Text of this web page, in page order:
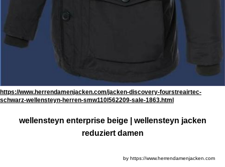
https://www.herrendamenjacken.com/jacken-discovery-fourstreairtec-
schwarz-wellensteyn-herren-smw110l562209-sale-1863.html
wellensteyn enterprise beige | wellensteyn jacken
reduziert damen
by https://www.herrendamenjacken.com